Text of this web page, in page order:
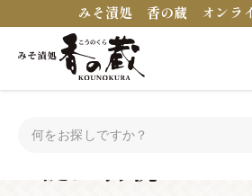
みそ漬処 香の蔵 オンラ